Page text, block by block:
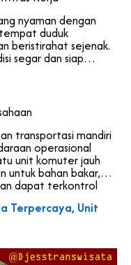
nyaman dengan
duduk
beristirahat sejenak.
segar dan siap
transportasi mandiri
operasional
unit komuter jauh
untuk bahan bakar,
dapat terkontrol
Terpercaya, Unit